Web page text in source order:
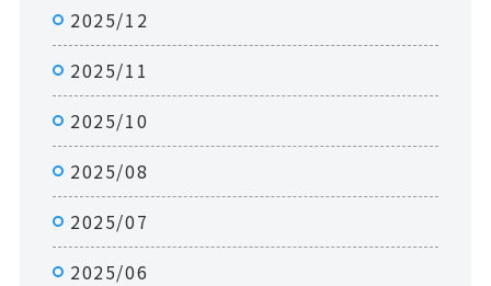
2025/12
2025/11
2025/10
2025/08
2025/07
2025/06